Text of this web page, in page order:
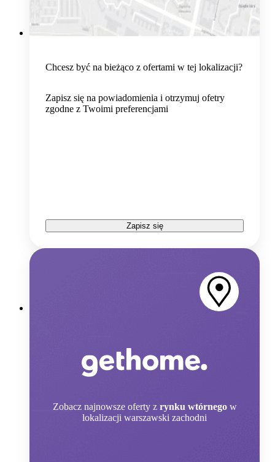
Chcesz być na bieżąco z ofertami w tej lokalizacji?
Zapisz się na powiadomienia i otrzymuj ofetry
zgodne z Twoimi preferencjami
Zapisz się
Zobacz najnowsze oferty z rynku wtórnego w
lokalizacji warszawski zachodni